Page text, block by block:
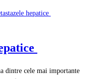
dintre cele mai importante